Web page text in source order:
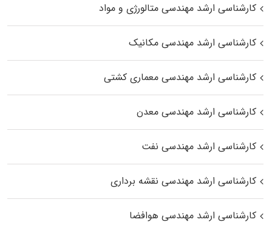
کارشناسی ارشد مهندسی متالورژی و مواد
کارشناسی ارشد مهندسی مکانیک
کارشناسی ارشد مهندسی معماری کشتی
کارشناسی ارشد مهندسی معدن
کارشناسی ارشد مهندسی نفت
کارشناسی ارشد مهندسی نقشه برداری
کارشناسی ارشد مهندسی هوافضا